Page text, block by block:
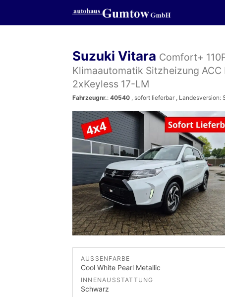
Suzuki Vitara Comfort+
Klimaautomatik Sitzheizung
2xKeyless 17-LM
Fahrzeugnr.: 40540 , sofort lieferbar , Landesversion:
AUSSENFARBE
Cool White Pearl Metallic
INNENAUSSTATTUNG
Schwarz